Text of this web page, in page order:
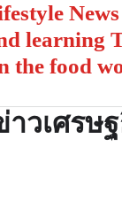
learning
the food
าวเศรษ